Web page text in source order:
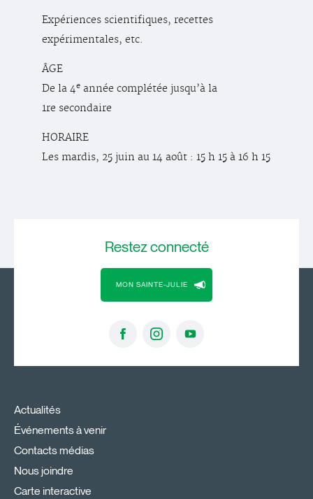
Expériences scientifiques, recettes
expérimentales, etc.
ÂGE
De la 4e année complétée jusqu’à la
1re secondaire
HORAIRE
Les mardis, 25 juin au 14 août : 15 h 15 à 16 h 15
Restezconnecté
MON SAINTE-JULIE
Actualités
Événements à venir
Contacts médias
Nous joindre
Carte interactive